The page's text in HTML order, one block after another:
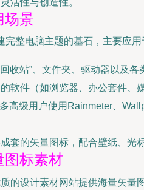
活性与创造性。
场景
整电脑主题的基石，主要应用
回收站”、文件夹、驱动器以及
软件（如浏览器、办公套件、
多高级用户使用Rainmeter、
套的矢量图标，配合壁纸、光
图标素材
的设计素材网站提供海量矢量